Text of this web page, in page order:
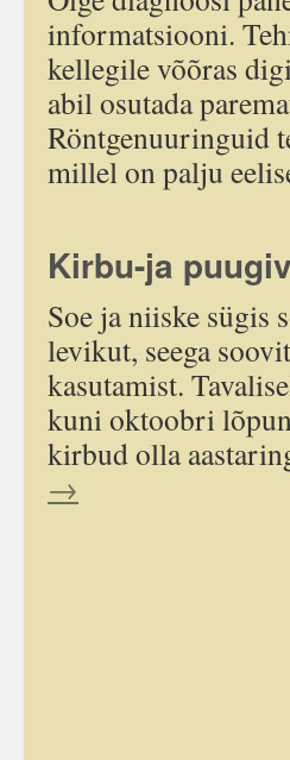
informatsiooni.
kellegile võõras
abil osutada
Röntgenuuringuid
millel on palju
Kirbu-ja
Soe ja niiske sügis
levikut, seega
kasutamist.
kuni oktoobri
kirbud olla
→